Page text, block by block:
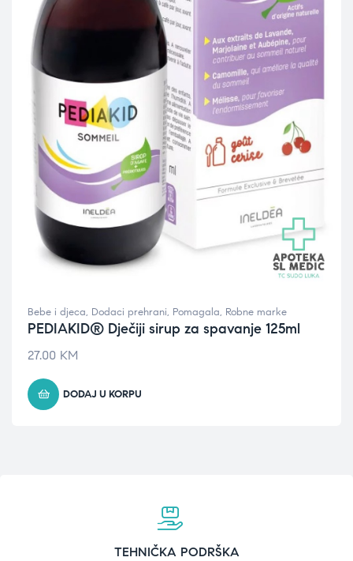
Bebe i djeca, Dodaci prehrani, Pomagala, Robne marke
PEDIAKID® Dječiji sirup za spavanje 125ml
27.00 KM
DODAJ U KORPU
TEHNIČKA PODRŠKA